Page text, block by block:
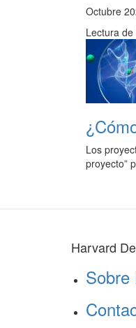
Octubre
Lectura
Los
proyecto”
Harvard
Sobre